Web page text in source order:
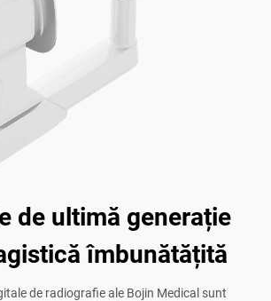
de ultimă generație
îmbunătățită
de radiografie ale Bojin Medical sunt